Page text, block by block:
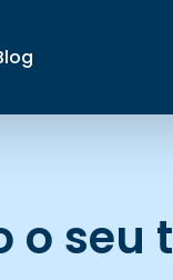
o seu